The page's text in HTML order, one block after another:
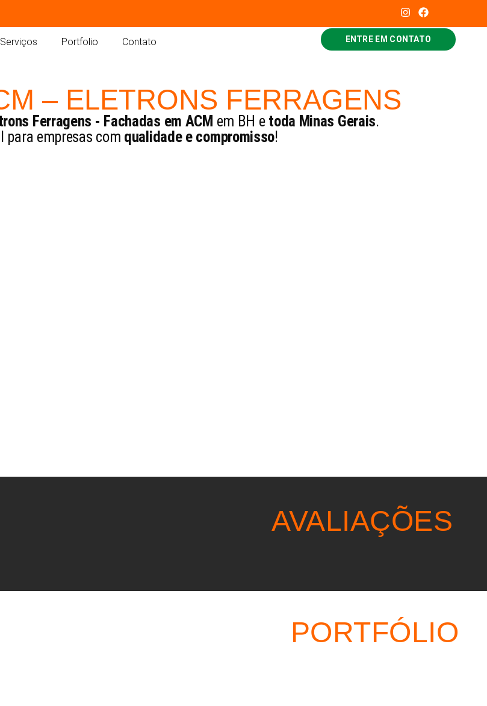
Serviços Portfolio Contato ENTRE EM CONTATO
– ELETRONS FERRAGENS
Ferragens - Fachadas em ACM em BH e toda Minas Gerais.
para empresas com qualidade e compromisso!
AVALIAÇÕES
PORTFÓLIO